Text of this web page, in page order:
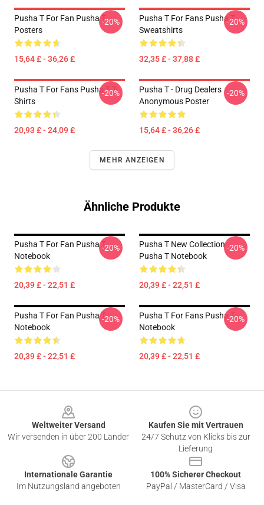
Pusha T For Fan Pusha T
Posters
15,64 £ - 36,26 £
-20%
Pusha T For Fans Pusha T
Sweatshirts
32,35 £ - 37,88 £
-20%
Pusha T For Fans Pusha T T-
Shirts
20,93 £ - 24,09 £
-20%
Pusha T - Drug Dealers
Anonymous Poster
15,64 £ - 36,26 £
-20%
MEHR ANZEIGEN
Ähnliche Produkte
Pusha T For Fan Pusha T
Notebook
20,39 £ - 22,51 £
-20%
Pusha T New Collection
Pusha T Notebook
20,39 £ - 22,51 £
-20%
Pusha T For Fan Pusha T
Notebook
20,39 £ - 22,51 £
-20%
Pusha T For Fans Pusha T
Notebook
20,39 £ - 22,51 £
-20%
Weltweiter Versand
Wir versenden in über 200 Länder
Kaufen Sie mit Vertrauen
24/7 Schutz von Klicks bis zur
Lieferung
Internationale Garantie
Im Nutzungsland angeboten
100% Sicherer Checkout
PayPal / MasterCard / Visa